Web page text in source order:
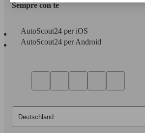
Sempre con te
AutoScout24 per iOS
AutoScout24 per Android